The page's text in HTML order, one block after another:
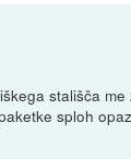
stališča me
sploh